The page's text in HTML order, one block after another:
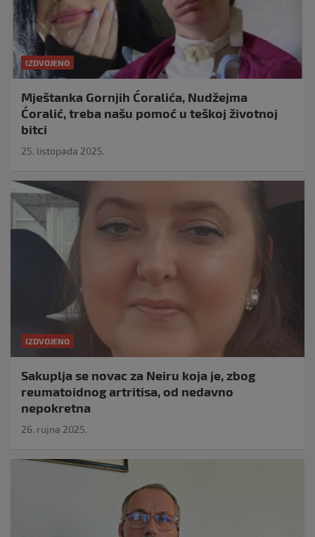
IZDVOJENO
Mještanka Gornjih Ćoralića, Nudžejma
Ćoralić, treba našu pomoć u teškoj životnoj
bitci
25. listopada 2025.
IZDVOJENO
Sakuplja se novac za Neiru koja je, zbog
reumatoidnog artritisa, od nedavno
nepokretna
26. rujna 2025.